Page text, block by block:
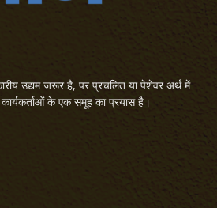
उद्यम जरूर है, पर प्रचलित या पेशेवर अर्थ में
के एक समूह का प्रयास है।